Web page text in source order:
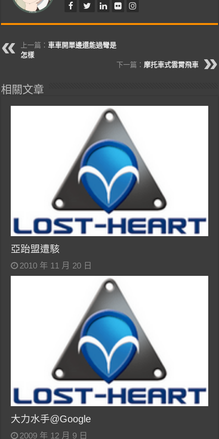
上一篇：車車開單邊還能過彎是
怎樣
下一篇： 摩托車式雲霄飛車
相關文章
亞跆盟遭駭
2010 年 11 月 20 日
大力水手@Google
2009 年 12 月 9 日